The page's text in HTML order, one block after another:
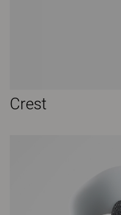
Crest